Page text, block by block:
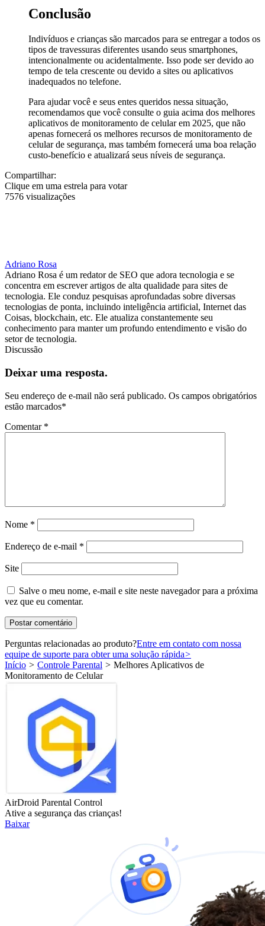
Conclusão
Indivíduos e crianças são marcados para se entregar a todos os
tipos de travessuras diferentes usando seus smartphones,
intencionalmente ou acidentalmente. Isso pode ser devido ao
tempo de tela crescente ou devido a sites ou aplicativos
inadequados no telefone.
Para ajudar você e seus entes queridos nessa situação,
recomendamos que você consulte o guia acima dos melhores
aplicativos de monitoramento de celular em 2025, que não
apenas fornecerá os melhores recursos de monitoramento de
celular de segurança, mas também fornecerá uma boa relação
custo-benefício e atualizará seus níveis de segurança.
Compartilhar:
Clique em uma estrela para votar
7576 visualizações
Adriano Rosa
Adriano Rosa é um redator de SEO que adora tecnologia e se
concentra em escrever artigos de alta qualidade para sites de
tecnologia. Ele conduz pesquisas aprofundadas sobre diversas
tecnologias de ponta, incluindo inteligência artificial, Internet das
Coisas, blockchain, etc. Ele atualiza constantemente seu
conhecimento para manter um profundo entendimento e visão do
setor de tecnologia.
Discussão
Deixar uma resposta.
Seu endereço de e-mail não será publicado. Os campos obrigatórios
estão marcados*
Comentar *
Nome *
Endereço de e-mail *
Site
Salve o meu nome, e-mail e site neste navegador para a próxima
vez que eu comentar.
Perguntas relacionadas ao produto?Entre em contato com nossa
equipe de suporte para obter uma solução rápida>
Início > Controle Parental > Melhores Aplicativos de
Monitoramento de Celular
AirDroid Parental Control
Ative a segurança das crianças!
Baixar